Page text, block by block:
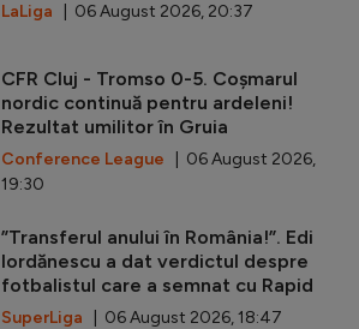
LaLiga | 06 August 2026, 20:37
CFR Cluj - Tromso 0-5. Coșmarul
nordic continuă pentru ardeleni!
Rezultat umilitor în Gruia
Conference League | 06 August 2026,
19:30
”Transferul anului în România!”. Edi
Iordănescu a dat verdictul despre
fotbalistul care a semnat cu Rapid
SuperLiga | 06 August 2026, 18:47